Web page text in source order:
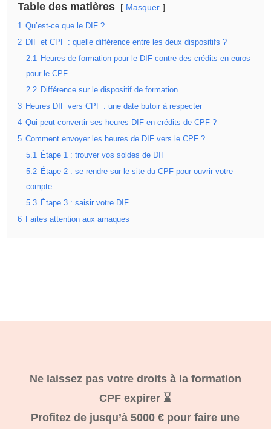
Table des matières Masquer
1 Qu’est-ce que le DIF ?
2 DIF et CPF : quelle différence entre les deux dispositifs ?
2.1 Heures de formation pour le DIF contre des crédits en euros
pour le CPF
2.2 Différence sur le dispositif de formation
3 Heures DIF vers CPF : une date butoir à respecter
4 Qui peut convertir ses heures DIF en crédits de CPF ?
5 Comment envoyer les heures de DIF vers le CPF ?
5.1 Étape 1 : trouver vos soldes de DIF
5.2 Étape 2 : se rendre sur le site du CPF pour ouvrir votre
compte
5.3 Étape 3 : saisir votre DIF
6 Faites attention aux arnaques
Ne laissez pas votre droits à la formation
CPF expirer ⌛
Profitez de jusqu’à 5000 € pour faire une